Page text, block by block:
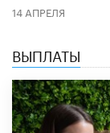
14 АПРЕЛЯ
ВЫПЛАТЫ